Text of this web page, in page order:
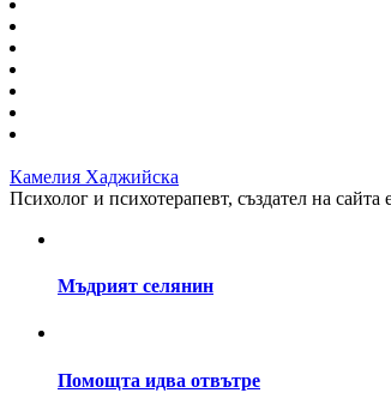
Камелия Хаджийска
Психолог и психотерапевт, създател на сайта
Мъдрият селянин
Помощта идва отвътре